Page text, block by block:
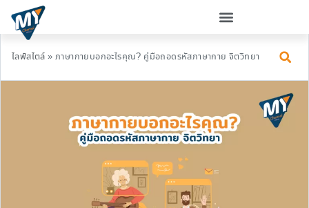
ไลฟ์สไตล์ »ภาษากายบอกอะไรคุณ? คู่มือถอดรหัสภาษากาย จิตวิทยา